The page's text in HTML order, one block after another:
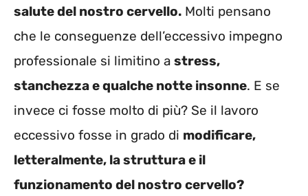
salute del nostro cervello. Molti pensano
che le conseguenze dell’eccessivo impegno
professionale si limitino a stress,
stanchezza e qualche notte insonne. E se
invece ci fosse molto di più? Se il lavoro
eccessivo fosse in grado di modificare,
letteralmente, la struttura e il
funzionamento del nostro cervello?